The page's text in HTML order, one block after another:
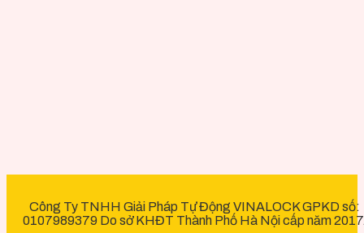
Công Ty TNHH Giải Pháp Tự Động VINALOCK GPKD số:
0107989379 Do sở KHĐT Thành Phố Hà Nội cấp năm